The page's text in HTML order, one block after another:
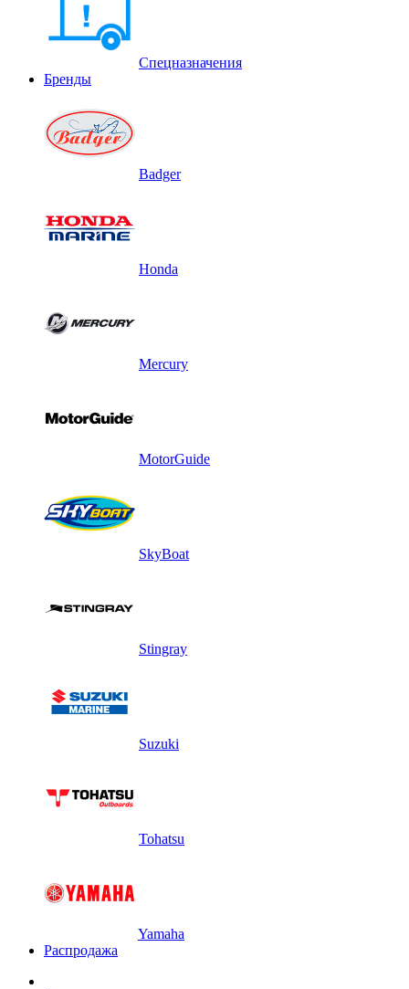
Спецназначения
Бренды
Badger
Honda
Mercury
MotorGuide
SkyBoat
Stingray
Suzuki
Tohatsu
Yamaha
Распродажа